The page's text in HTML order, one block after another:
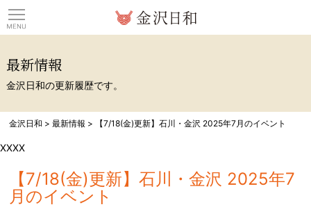
最新情報
金沢日和の更新履歴です。
金沢日和 >最新情報 > 【7/18(金)更新】石川・金沢 2025年7月のイベント
XXXX
【7/18(金)更新】石川・金沢 2025年7
月のイベント